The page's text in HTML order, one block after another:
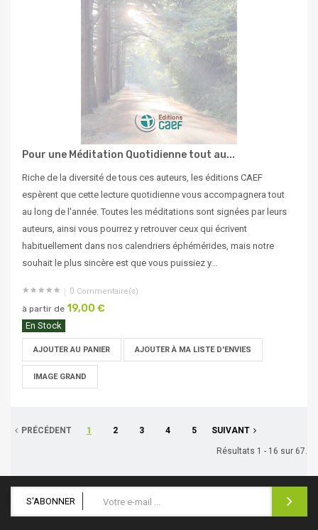
Pour une Méditation Quotidienne tout au...
Riche de la diversité de tous ces auteurs, les éditions CAEF
espèrent que cette lecture quotidienne vous accompagnera tout
au long de l'année. Toutes les méditations sont signées par leurs
auteurs, ainsi vous pourrez y retrouver ceux qui écrivent
habituellement dans nos calendriers éphémérides, mais notre
souhait le plus sincère est que vous puissiez y...
0 Commentaire(s)
à partir de 19,00 €
En Stock
AJOUTER AU PANIER AJOUTER À MA LISTE D'ENVIES
IMAGE GRAND
PRÉCÉDENT 1 2 3 4 5 SUIVANT
Résultats 1 - 16 sur 67.
S'ABONNER